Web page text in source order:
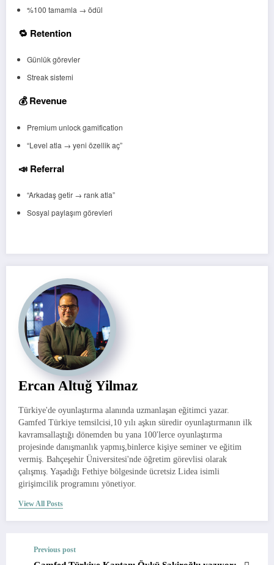
%100 tamamla → ödül
🔁 Retention
Günlük görevler
Streak sistemi
💰 Revenue
Premium unlock gamification
“Level atla → yeni özellik aç”
📣 Referral
“Arkadaş getir → rank atla”
Sosyal paylaşım görevleri
Ercan Altuğ Yilmaz
Türkiye'de oyunlaştırma alanında uzmanlaşan eğitimci yazar.
Gamfed Türkiye temsilcisi,10 yılı aşkın süredir oyunlaştırmanın ilk
kavramsallaştığı dönemden bu yana 100'lerce oyunlaştırma
projesinde danışmanlık yapmış,binlerce kişiye seminer ve eğitim
vermiş. Bahçeşehir Üniversitesi'nde öğretim görevlisi olarak
çalışmış. Yaşadığı Fethiye bölgesinde ücretsiz Lidea isimli
girişimcilik programını yönetiyor.
View All Posts
Previous post